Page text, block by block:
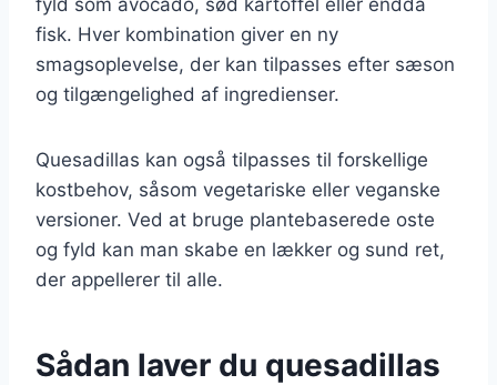
fisk. Hver kombination giver en ny
smagsoplevelse, der kan tilpasses efter sæson
og tilgængelighed af ingredienser.
Quesadillas kan også tilpasses til forskellige
kostbehov, såsom vegetariske eller veganske
versioner. Ved at bruge plantebaserede oste
og fyld kan man skabe en lækker og sund ret,
der appellerer til alle.
Sådan laver du quesadillas